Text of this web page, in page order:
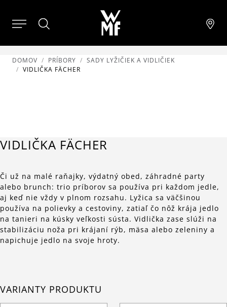
DOMOV PRÍBORY
SADY LYŽIČIEK A VIDLIČIEK
VIDLIČKA FÄCHER
VIDLIČKA FÄCHER
Či už na malé raňajky, výdatný obed, záhradné party
alebo brunch: trio príborov sa používa pri každom jedle,
aj keď nie vždy v plnom rozsahu. Lyžica sa väčšinou
používa na polievky a cestoviny, zatiaľ čo nôž krája jedlo
na tanieri na kúsky veľkosti sústa. Vidlička zase slúži na
stabilizáciu noža pri krájaní rýb, mäsa alebo zeleniny a
napichuje jedlo na svoje hroty.
VARIANTY PRODUKTU